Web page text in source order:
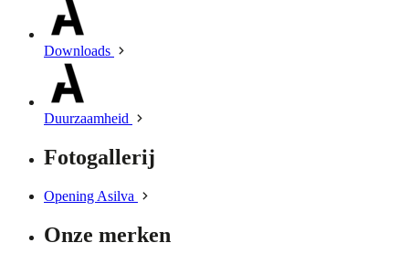
Downloads
Duurzaamheid
Fotogallerij
Opening Asilva
Onze merken